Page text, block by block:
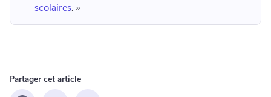
scolaires. »
Partager cet article